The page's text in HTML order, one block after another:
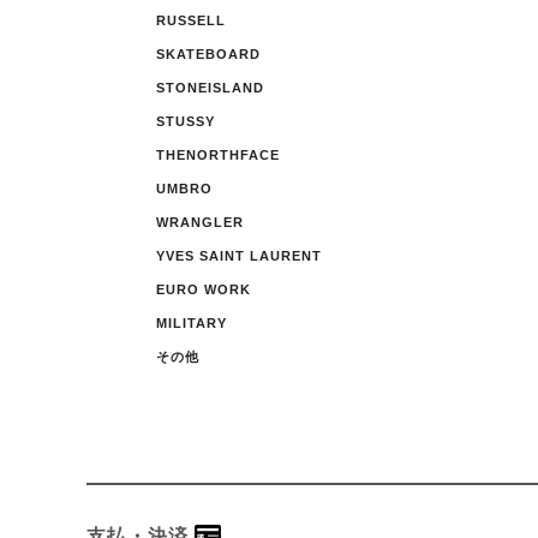
RUSSELL
SKATEBOARD
STONEISLAND
STUSSY
THENORTHFACE
UMBRO
WRANGLER
YVES SAINT LAURENT
EURO WORK
MILITARY
その他